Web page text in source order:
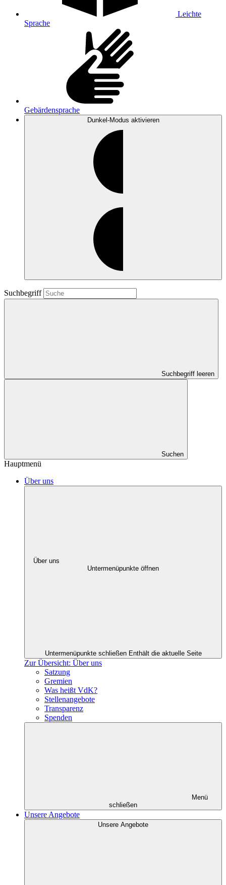
Leichte
Sprache
Gebärdensprache
Dunkel-Modus aktivieren
Suchbegriff
Suchbegriff leeren
Suchen
Hauptmenü
Über uns
Über uns
Untermenüpunkte öffnen
Untermenüpunkte schließen Enthält die aktuelle Seite
Zur Übersicht: Über uns
Satzung
Gremien
Was heißt VdK?
Stellenangebote
Transparenz
Spenden
Menü
schließen
Unsere Angebote
Unsere Angebote